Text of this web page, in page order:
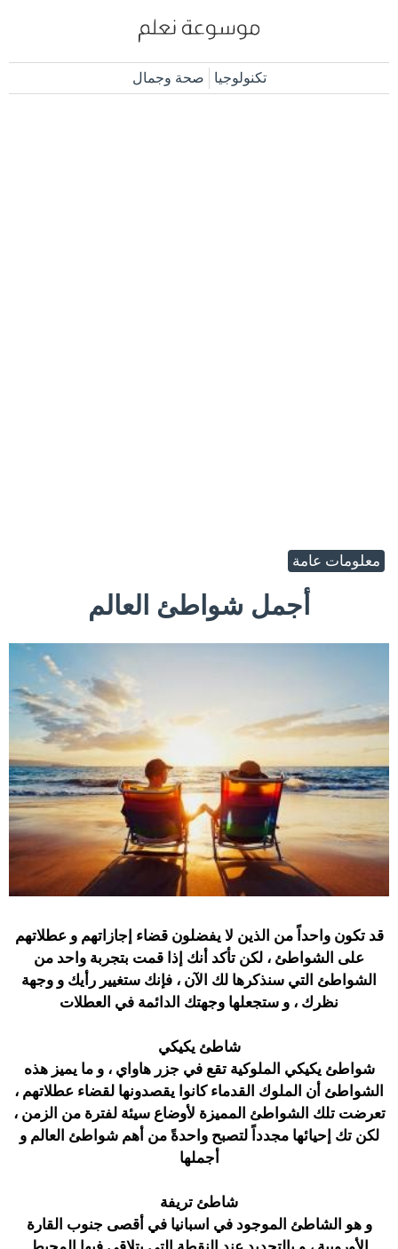
تكنولوجيا صحة وجمال
معلومات عامة
أجمل شواطئ العالم
قد تكون واحداً من الذين لا يفضلون قضاء إجازاتهم و عطلاتهم
على الشواطئ ، لكن تأكد أنك إذا قمت بتجربة واحد من
الشواطئ التي سنذكرها لك الآن ، فإنك ستغيير رأيك و وجهة
نظرك ، و ستجعلها وجهتك الدائمة في العطلات
شاطئ يكيكي
شواطئ يكيكي الملوكية تقع في جزر هاواي ، و ما يميز هذه
الشواطئ أن الملوك القدماء كانوا يقصدونها لقضاء عطلاتهم ،
تعرضت تلك الشواطئ المميزة لأوضاع سيئة لفترة من الزمن ،
لكن تك إحيائها مجدداً لتصبح واحدةً من أهم شواطئ العالم و
أجملها
شاطئ تريفة
و هو الشاطئ الموجود في اسبانيا في أقصى جنوب القارة